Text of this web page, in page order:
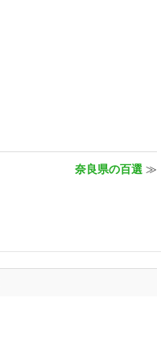
奈良県の百選 ≫